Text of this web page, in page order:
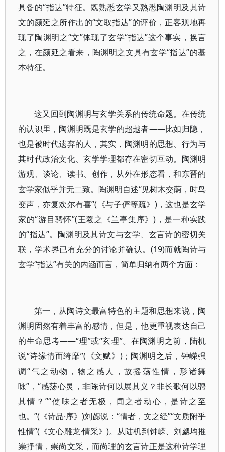
具备的“指达”特征。既熟悉玄学又熟悉陶渊明及其诗
文的颜延之所作出的“文取指达”的评价，正客观地再
现了陶渊明之“文”体现了玄学“指达”这个事实，换言
之，在颜延之看来，陶渊明之文具有玄学“指达”的基
本特征。
这又回到陶渊明与玄学关系的传统命题。在传统
的认识里，陶渊明既是玄学的超越者——比如归隐，
也是被时代遗弃的人，其实，陶渊明的思想、行为与
其时代政治文化、玄学学理都存在密切互动。陶渊明
游观、谈论、读书、创作，从外在形态看，和东晋的
玄学家似乎并无二致。陶渊明自述“见树木交荫，时鸟
变声，亦复欢尔有喜”(《与子俨等疏》)，这也是玄学
家的“游目骋怀”(王羲之《兰亭集序》)，是一种实践
的“指达”。陶渊明及其诗文与玄学、玄言诗的密切关
联，学术界已有充分的讨论并确认。(19)而就陶诗与
玄学“指达”有关的内涵而言，简单归纳有两个方面：
第一，从陶诗文最富特色的主题和思想来说，陶
渊明固然有着丰富的感情，但是，他更重视表达自己
的生命思考——“理”或“玄理”。在陶渊明之前，陆机
说“诗缘情而绮靡”(《文赋》)；陶渊明之后，钟嵘强
调“气之动物，物之感人，故摇荡性情，形诸舞
咏”，“感荡心灵，非陈诗何以展其义？非长歌何以骋
其情？”“使味之者无极，闻之者动心，是诗之至
也。”(《诗品·序》)刘勰说：“情者，文之经”“文质附乎
性情”(《文心雕龙·情采》)。从陆机到钟嵘、刘勰均推
崇抒情，崇尚文采，而尚理的玄言诗正是这种诗学理